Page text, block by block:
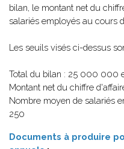
bilan, le montant net du
salariés employés au cours
Les seuils visés ci-dessus
Total du bilan : 25 000 000
Montant net du chiffre
Nombre moyen de salariés
250
Documents à produire